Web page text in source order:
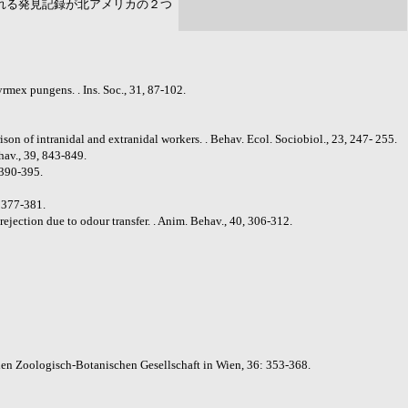
発見記録が北アメリカの２つ
pungens. . Ins. Soc., 31, 87-102.
of intranidal and extranidal workers. . Behav. Ecol. Sociobiol., 23, 247- 255.
39, 843-849.
395.
381.
due to odour transfer. . Anim. Behav., 40, 306-312.
Zoologisch-Botanischen Gesellschaft in Wien, 36: 353-368.